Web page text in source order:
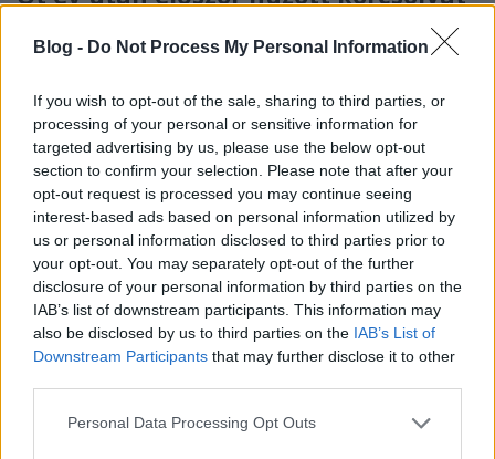
Blog - Do Not Process My Personal Information
If you wish to opt-out of the sale, sharing to third parties, or
processing of your personal or sensitive information for
targeted advertising by us, please use the below opt-out
section to confirm your selection. Please note that after your
opt-out request is processed you may continue seeing
interest-based ads based on personal information utilized by
us or personal information disclosed to third parties prior to
your opt-out. You may separately opt-out of the further
disclosure of your personal information by third parties on the
IAB’s list of downstream participants. This information may
also be disclosed by us to third parties on the IAB’s List of
Downstream Participants that may further disclose it to other
Please note that this website/app uses one or more Google
Personal Data Processing Opt Outs
27 éves barátságukat a korizásnak köszönhetik
budapest24•2015. február 06.
Kiss Orsi és Póth Dia a legjobb bizonyíték arra, hogy
a korcsolyázást nem lehet elfelejteni - öt év kihagyás
után először került kori a ...